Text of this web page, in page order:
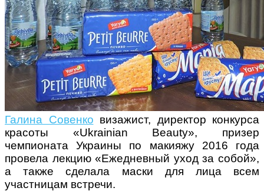
Галина Совенко визажист, директор конкурса
красоты «Ukrainian Beautу», призер
чемпионата Украины по макияжу 2016 года
провела лекцию «Ежедневный уход за собой»,
а также сделала маски для лица всем
участницам встречи.